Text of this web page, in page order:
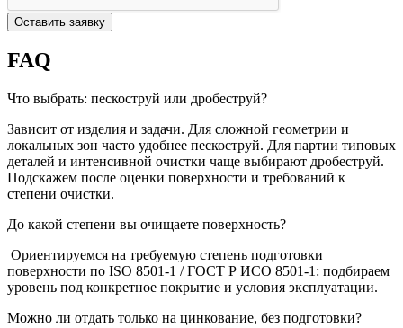
Оставить заявку
FAQ
Что выбрать: пескоструй или дробеструй?
Зависит от изделия и задачи. Для сложной геометрии и
локальных зон часто удобнее пескоструй. Для партии типовых
деталей и интенсивной очистки чаще выбирают дробеструй.
Подскажем после оценки поверхности и требований к
степени очистки.
До какой степени вы очищаете поверхность?
Ориентируемся на требуемую степень подготовки
поверхности по ISO 8501-1 / ГОСТ Р ИСО 8501-1: подбираем
уровень под конкретное покрытие и условия эксплуатации.
Можно ли отдать только на цинкование, без подготовки?